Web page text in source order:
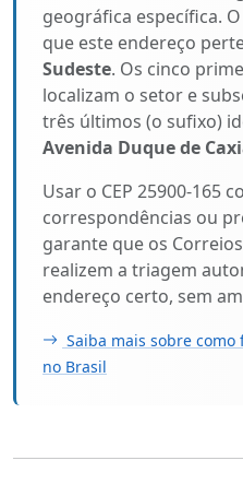
geográfica específica.
que este endereço
Sudeste. Os cinco
localizam o setor e
três últimos (o sufixo)
Avenida Duque de
Usar o CEP 25900-165
correspondências ou
garante que os
realizem a triagem
endereço certo, sem
Saiba mais sobre como
no Brasil